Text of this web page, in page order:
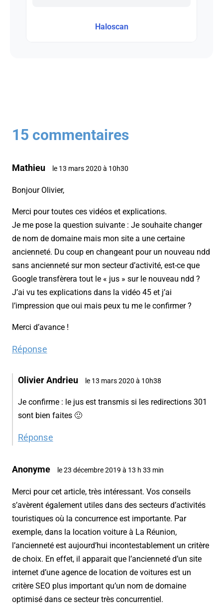
Haloscan
15 commentaires
Mathieu le 13 mars 2020 à 10h30
Bonjour Olivier,
Merci pour toutes ces vidéos et explications.
Je me pose la question suivante : Je souhaite changer
de nom de domaine mais mon site a une certaine
ancienneté. Du coup en changeant pour un nouveau ndd
sans ancienneté sur mon secteur d’activité, est-ce que
Google transfèrera tout le « jus » sur le nouveau ndd ?
J’ai vu tes explications dans la vidéo 45 et j’ai
l’impression que oui mais peux tu me le confirmer ?
Merci d’avance !
Réponse
Olivier Andrieu le 13 mars 2020 à 10h38
Je confirme : le jus est transmis si les redirections 301
sont bien faites 🙂
Réponse
Anonyme le 23 décembre 2019 à 13 h 33 min
Merci pour cet article, très intéressant. Vos conseils
s’avèrent également utiles dans des secteurs d’activités
touristiques où la concurrence est importante. Par
exemple, dans la location voiture à La Réunion,
l’ancienneté est aujourd’hui incontestablement un critère
de choix. En effet, il apparait que l’ancienneté d’un site
internet d’une agence de location de voitures est un
critère SEO plus important qu’un nom de domaine
optimisé dans ce secteur très concurrentiel.